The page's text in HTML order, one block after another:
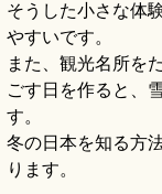
そうした小さな体
やすいです。
また、観光名所を
ごす日を作ると、
す。
冬の日本を知る方
ります。